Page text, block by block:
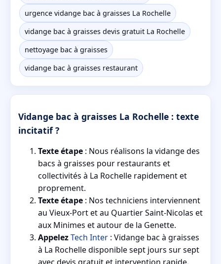
urgence vidange bac à graisses La Rochelle
vidange bac à graisses devis gratuit La Rochelle
nettoyage bac à graisses
vidange bac à graisses restaurant
Vidange bac à graisses La Rochelle : texte
incitatif ?
Texte étape : Nous réalisons la vidange des
bacs à graisses pour restaurants et
collectivités à La Rochelle rapidement et
proprement.
Texte étape : Nos techniciens interviennent
au Vieux-Port et au Quartier Saint-Nicolas et
aux Minimes et autour de la Genette.
AppelezTech Inter : Vidange bac à graisses
à La Rochelle disponible sept jours sur sept